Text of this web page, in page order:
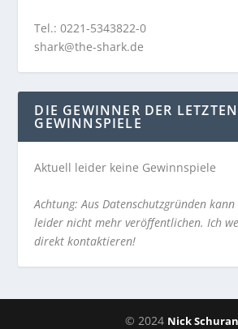
Tel.: 0221-5343822-0
shark@the-shark.de
DIE GEWINNER DER LETZTEN
GEWINNSPIELE
Aktuell leider keine Gewinnspiele
Achtung: Aus Datenschutzgründen
leider nicht mehr veröffentlichen. Ich
direkt kontaktieren!
© 2024 Nick Schuran